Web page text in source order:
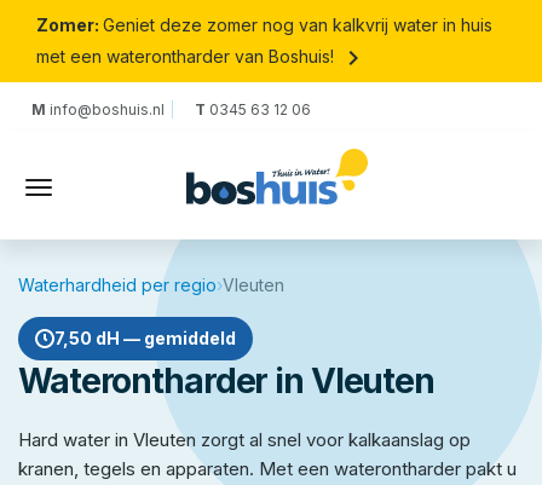
Zomer: Geniet deze zomer nog van kalkvrij water in huis
met een waterontharder van Boshuis!
keyboard_arrow_right
M info@boshuis.nl T 0345 63 12 06
Waterhardheid per regio›Vleuten
7,50 dH — gemiddeld
Waterontharder in Vleuten
Hard water in Vleuten zorgt al snel voor kalkaanslag op
kranen, tegels en apparaten. Met een waterontharder pakt u